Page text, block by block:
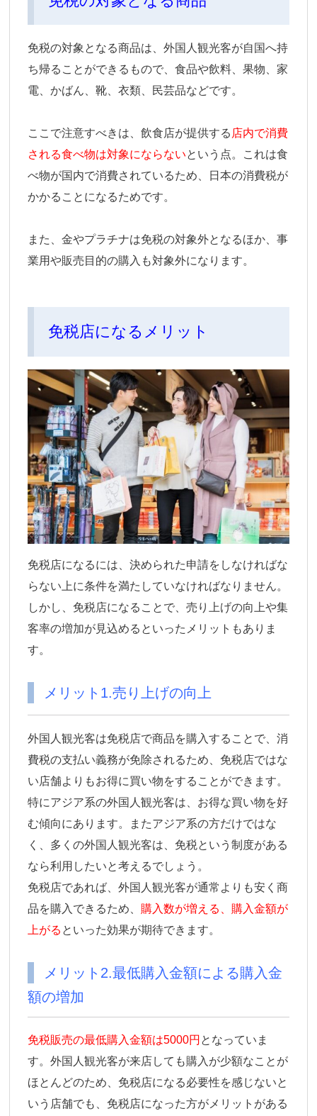
免税の対象となる商品は、外国人観光客が自国へ持
ち帰ることができるもので、食品や飲料、果物、家
電、かばん、靴、衣類、民芸品などです。
ここで注意すべきは、飲食店が提供する 店内で消費
される食べ物は対象にならないという点。これは食
べ物が国内で消費されているため、日本の消費税が
かかることになるためです。
また、金やプラチナは免税の対象外となるほか、事
業用や販売目的の購入も対象外になります。
免税店になるメリット
免税店になるには、決められた申請をしなければな
らない上に条件を満たしていなければなりません。
しかし、免税店になることで、売り上げの向上や集
客率の増加が見込めるといったメリットもありま
す。
メリット1.売り上げの向上
外国人観光客は免税店で商品を購入することで、消
費税の支払い義務が免除されるため、免税店ではな
い店舗よりもお得に買い物をすることができます。
特にアジア系の外国人観光客は、お得な買い物を好
む傾向にあります。またアジア系の方だけではな
く、多くの外国人観光客は、免税という制度がある
なら利用したいと考えるでしょう。
免税店であれば、外国人観光客が通常よりも安く商
品を購入できるため、 購入数が増える、購入金額が
上がる といった効果が期待できます。
メリット2.最低購入金額による購入金
額の増加
免税販売の最低購入金額は5000円 となっていま
す。外国人観光客が来店しても購入が少額なことが
ほとんどのため、免税店になる必要性を感じないと
いう店舗でも、免税店になった方がメリットがある